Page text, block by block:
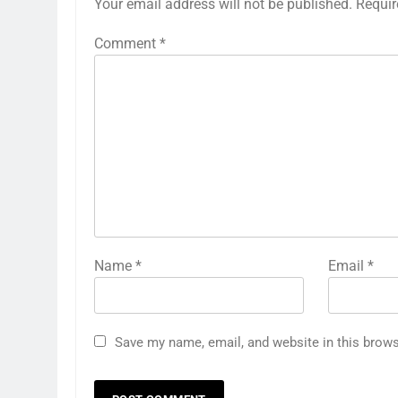
Your email address will not be published.
Comment *
Name * Email *
Save my name, email, and website in this